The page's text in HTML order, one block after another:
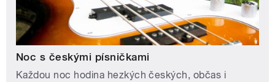
Noc s českými písničkami
Každou noc hodina hezkých českých, občas i